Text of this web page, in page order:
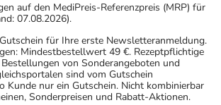
auf den MediPreis-Referenzpreis (MRP) für
07.08.2026).
für Ihre erste Newsletteranmeldung.
Mindestbestellwert 49 €. Rezeptpflichtige
von Sonderangeboten und
sind vom Gutschein
Kunde nur ein Gutschein. Nicht kombinierbar
Sonderpreisen und Rabatt-Aktionen.